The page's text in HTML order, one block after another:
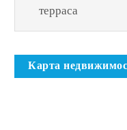
терраса
Карта